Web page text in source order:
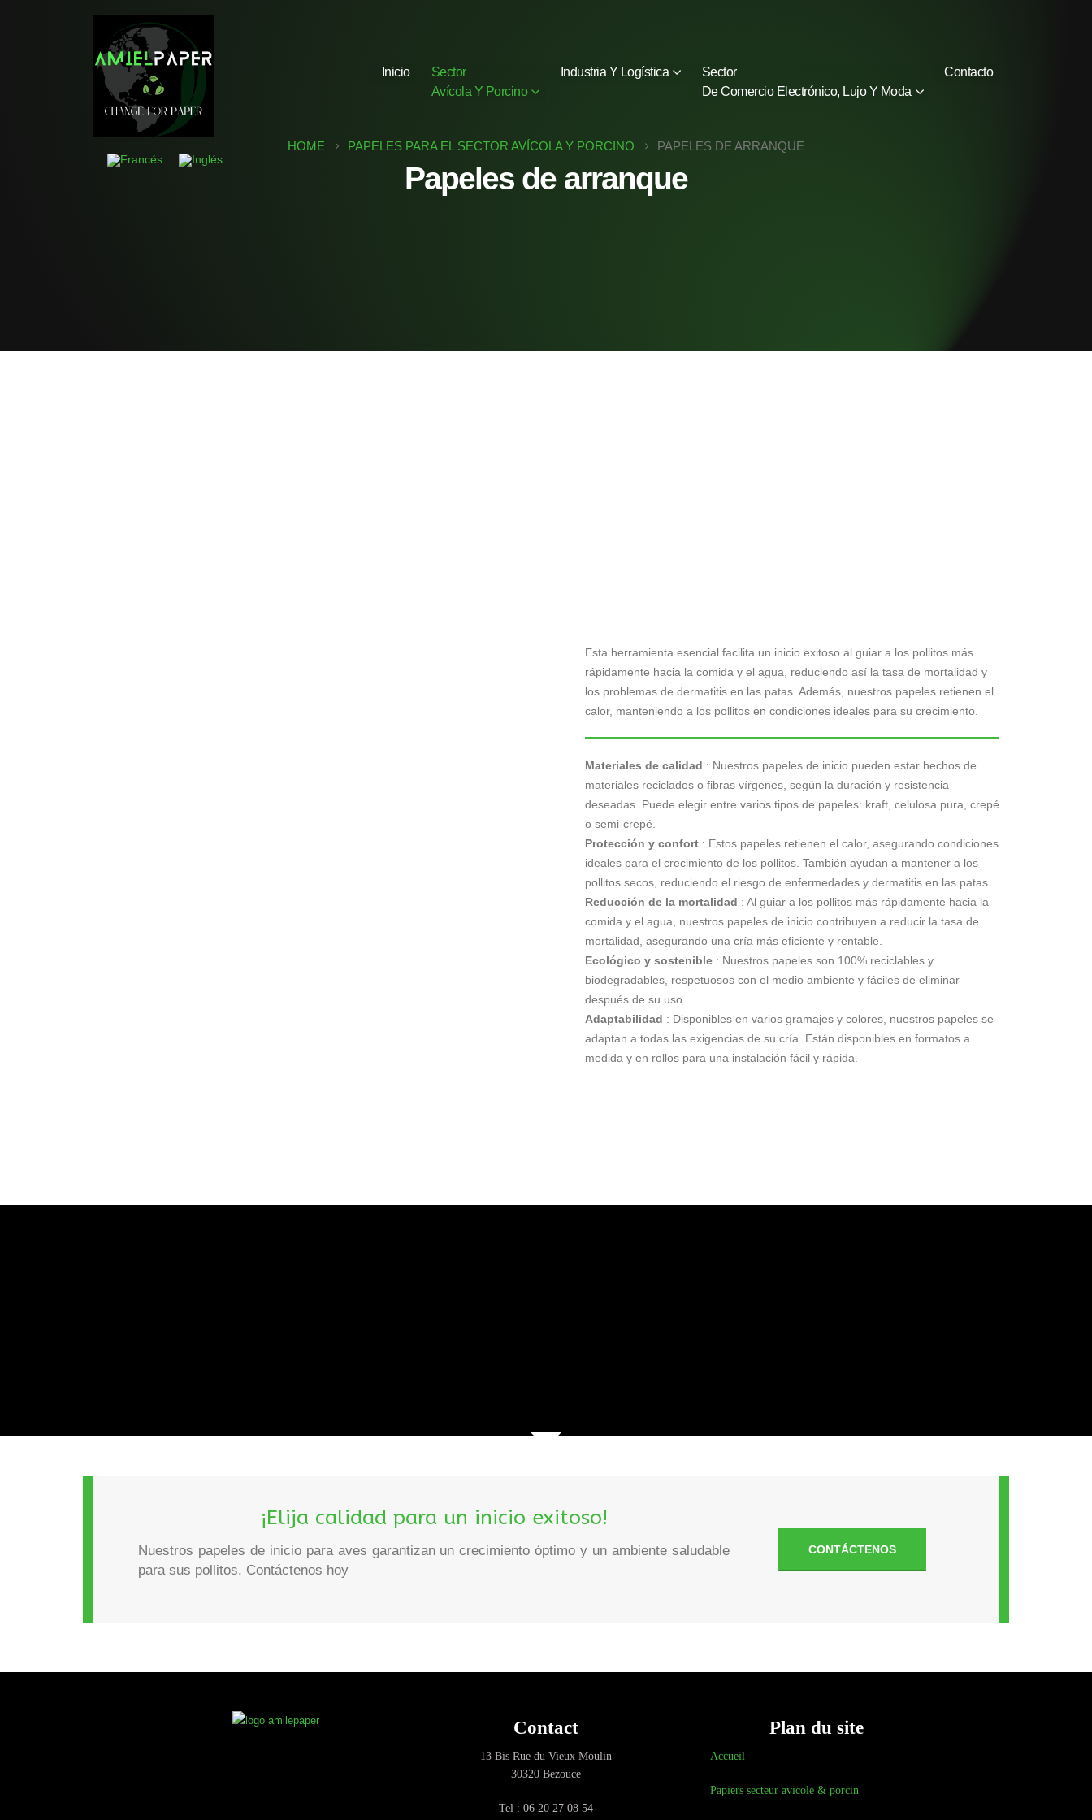
Inicio
Sector
Avícola Y Porcino
Industria Y Logística
Sector
De Comercio Electrónico, Lujo Y Moda
Contacto
HOME PAPELES PARA EL SECTOR AVÍCOLA Y PORCINO PAPELES DE ARRANQUE
Papeles de arranque
Esta herramienta esencial facilita un inicio exitoso al guiar a los pollitos más
rápidamente hacia la comida y el agua, reduciendo así la tasa de mortalidad y
los problemas de dermatitis en las patas. Además, nuestros papeles retienen el
calor, manteniendo a los pollitos en condiciones ideales para su crecimiento.
Materiales de calidad : Nuestros papeles de inicio pueden estar hechos de
materiales reciclados o fibras vírgenes, según la duración y resistencia
deseadas. Puede elegir entre varios tipos de papeles: kraft, celulosa pura, crepé
o semi-crepé.
Protección y confort : Estos papeles retienen el calor, asegurando condiciones
ideales para el crecimiento de los pollitos. También ayudan a mantener a los
pollitos secos, reduciendo el riesgo de enfermedades y dermatitis en las patas.
Reducción de la mortalidad : Al guiar a los pollitos más rápidamente hacia la
comida y el agua, nuestros papeles de inicio contribuyen a reducir la tasa de
mortalidad, asegurando una cría más eficiente y rentable.
Ecológico y sostenible : Nuestros papeles son 100% reciclables y
biodegradables, respetuosos con el medio ambiente y fáciles de eliminar
después de su uso.
Adaptabilidad : Disponibles en varios gramajes y colores, nuestros papeles se
adaptan a todas las exigencias de su cría. Están disponibles en formatos a
medida y en rollos para una instalación fácil y rápida.
¡Elija calidad para un inicio exitoso!
Nuestros papeles de inicio para aves garantizan un crecimiento óptimo y un ambiente saludable
para sus pollitos. Contáctenos hoy
CONTÁCTENOS
Contact
13 Bis Rue du Vieux Moulin
30320 Bezouce
Tel : 06 20 27 08 54
Plan du site
Accueil
Papiers secteur avicole & porcin